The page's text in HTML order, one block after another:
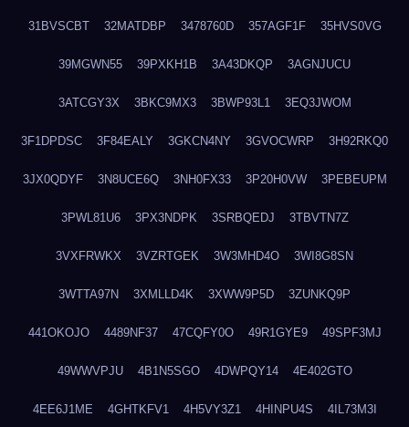
31BVSCBT 32MATDBP 3478760D 357AGF1F 35HVS0VG
39MGWN55 39PXKH1B 3A43DKQP 3AGNJUCU
3ATCGY3X 3BKC9MX3 3BWP93L1 3EQ3JWOM
3F1DPDSC 3F84EALY 3GKCN4NY 3GVOCWRP 3H92RKQ0
3JX0QDYF 3N8UCE6Q 3NH0FX33 3P20H0VW 3PEBEUPM
3PWL81U6 3PX3NDPK 3SRBQEDJ 3TBVTN7Z
3VXFRWKX 3VZRTGEK 3W3MHD4O 3WI8G8SN
3WTTA97N 3XMLLD4K 3XWW9P5D 3ZUNKQ9P
441OKOJO 4489NF37 47CQFY0O 49R1GYE9 49SPF3MJ
49WWVPJU 4B1N5SGO 4DWPQY14 4E402GTO
4EE6J1ME 4GHTKFV1 4H5VY3Z1 4HINPU4S 4IL73M3I